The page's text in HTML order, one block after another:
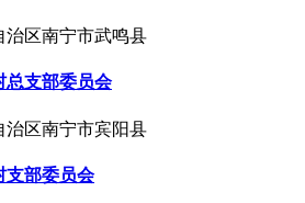
治区南宁市武鸣县
总支部委员会
治区南宁市宾阳县
支部委员会